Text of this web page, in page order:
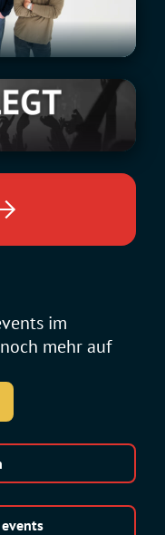
im
mehr auf